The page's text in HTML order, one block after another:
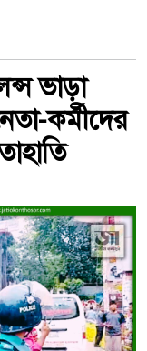
ভাড়া
কর্মীদের